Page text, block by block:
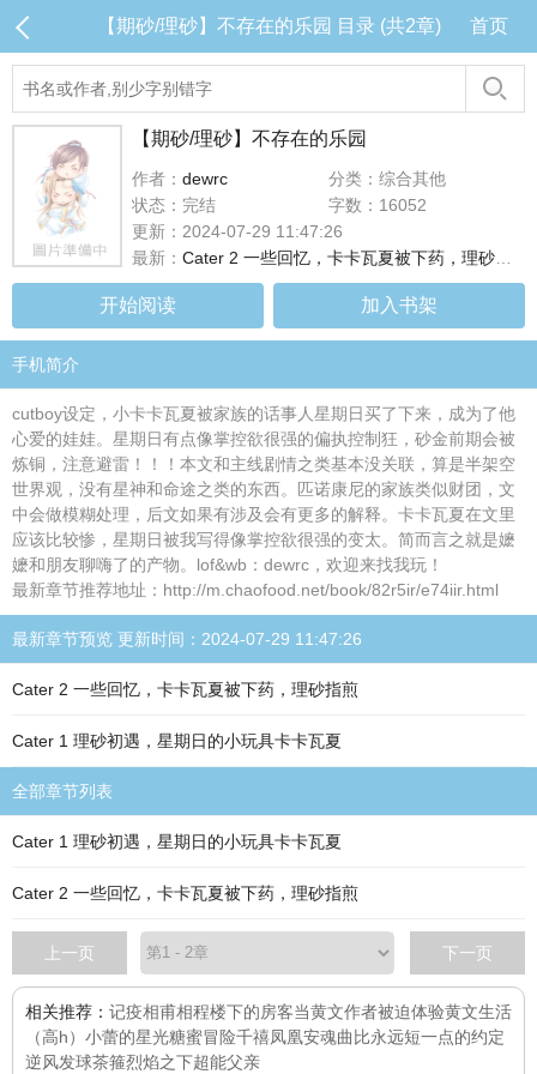
【期砂/理砂】不存在的乐园 目录 (共2章) 首页
【期砂/理砂】不存在的乐园
作者： dewrc
分类：综合其他
状态：完结
字数：16052
更新：2024-07-29 11:47:26
最新： Cater 2 一些回忆，卡卡瓦夏被下药，理砂指煎
开始阅读 加入书架
手机简介
cutboy设定，小卡卡瓦夏被家族的话事人星期日买了下来，成为了他
心爱的娃娃。星期日有点像掌控欲很强的偏执控制狂，砂金前期会被
炼铜，注意避雷！！！本文和主线剧情之类基本没关联，算是半架空
世界观，没有星神和命途之类的东西。匹诺康尼的家族类似财团，文
中会做模糊处理，后文如果有涉及会有更多的解释。卡卡瓦夏在文里
应该比较惨，星期日被我写得像掌控欲很强的变太。简而言之就是嬷
嬷和朋友聊嗨了的产物。lof&wb：dewrc，欢迎来找我玩！
最新章节推荐地址：http://m.chaofood.net/book/82r5ir/e74iir.html
最新章节预览 更新时间：2024-07-29 11:47:26
Cater 2 一些回忆，卡卡瓦夏被下药，理砂指煎
Cater 1 理砂初遇，星期日的小玩具卡卡瓦夏
全部章节列表
Cater 1 理砂初遇，星期日的小玩具卡卡瓦夏
Cater 2 一些回忆，卡卡瓦夏被下药，理砂指煎
上一页 下一页
相关推荐： 记疫相甫相程楼下的房客当黄文作者被迫体验黄文生活
（高h） 小蕾的星光糖蜜冒险千禧凤凰安魂曲 比永远短一点的约定
逆风发球茶箍烈焰之下超能父亲